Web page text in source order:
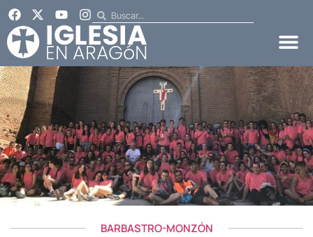
BARBASTRO-MONZÓN